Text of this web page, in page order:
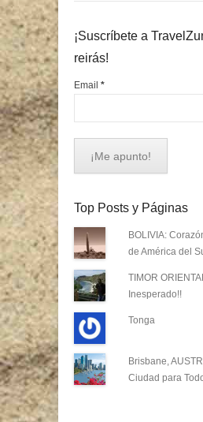
¡Suscríbete a
reirás!
Email *
Top Posts y Páginas
BOLIVIA:
de América del
TIMOR
Inesperado!!
Tonga
Brisbane,
Ciudad para